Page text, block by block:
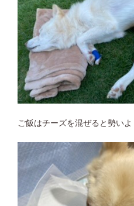
ご飯はチーズを混ぜると勢い